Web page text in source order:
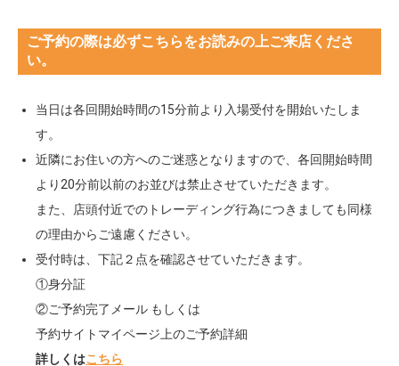
ご予約の際は必ずこちらをお読みの上ご来店くださ
い。
当日は各回開始時間の15分前より入場受付を開始いたしま
す。
近隣にお住いの方へのご迷惑となりますので、各回開始時間
より20分前以前のお並びは禁止させていただきます。
また、店頭付近でのトレーディング行為につきましても同様
の理由からご遠慮ください。
受付時は、下記２点を確認させていただきます。
①身分証
②ご予約完了メール もしくは
予約サイトマイページ上のご予約詳細
詳しくはこちら